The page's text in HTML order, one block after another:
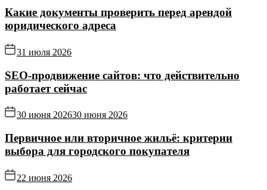
Какие документы проверить перед арендой
юридического адреса
31 июля 2026
SEO-продвижение сайтов: что действительно
работает сейчас
30 июня 202630 июня 2026
Первичное или вторичное жильё: критерии
выбора для городского покупателя
22 июня 2026